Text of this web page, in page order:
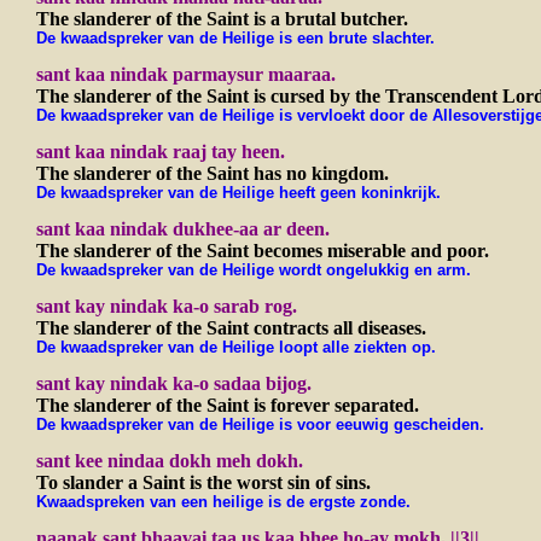
The slanderer of the Saint is a brutal butcher.
De kwaadspreker van de Heilige is een brute slachter.
sant kaa nindak parmaysur maaraa.
The slanderer of the Saint is cursed by the Transcendent
De kwaadspreker van de Heilige is vervloekt door de
sant kaa nindak raaj tay heen.
The slanderer of the Saint has no kingdom.
De kwaadspreker van de Heilige heeft geen koninkrijk.
sant kaa nindak dukhee-aa ar deen.
The slanderer of the Saint becomes miserable and poor.
De kwaadspreker van de Heilige wordt ongelukkig en arm.
sant kay nindak ka-o sarab rog.
The slanderer of the Saint contracts all diseases.
De kwaadspreker van de Heiligeloopt alle ziekten op.
sant kay nindak ka-o sadaa bijog.
The slanderer of the Saint is forever separated.
De kwaadspreker van de Heilige is voor eeuwig gescheiden.
sant kee nindaa dokh meh dokh.
To slander a Saint is the worst sin of sins.
Kwaadspreken van een heilige is de ergste zonde.